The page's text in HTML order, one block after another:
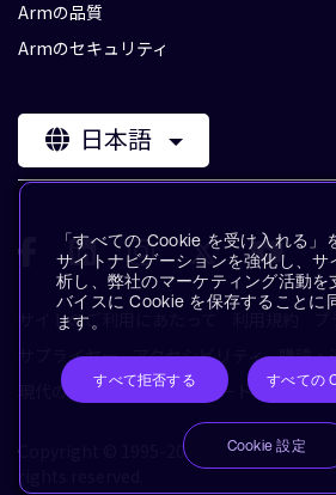
Armの品質
Armのセキュリティ
日本語
サイトのご利用にあたって 利用規約
サプライヤー アクセシビリティ 購読・
現代の奴隷制に対するステートメント
Copyright © 1995-2026 Arm Limited (or
「すべての Cookie を受け入れる」
サイトナビゲーションを強化し、サ
析し、弊社のマーケティング活動を
バイスに Cookie を保存することに
ます。
すべて拒否する すべての
Cookie 設定